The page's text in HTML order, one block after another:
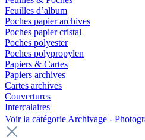
Feuilles d’album
Poches papier archives
Poches papier cristal
Poches polyester
Poches polypropylen
Papiers & Cartes
Papiers archives
Cartes archives
Couvertures
Intercalaires
Voir la catégorie Archivage -